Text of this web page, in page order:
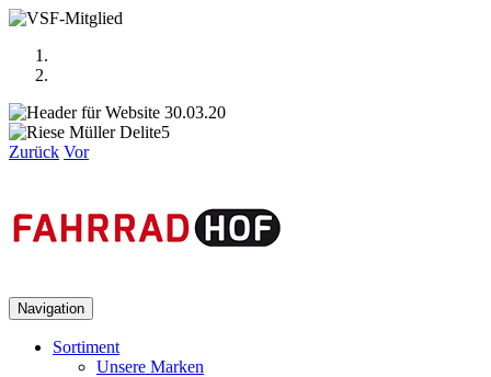
Zurück Vor
Navigation
Sortiment
Unsere Marken